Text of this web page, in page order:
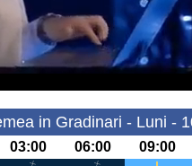
in Gradinari - Luni -
03:00 06:00 09:00